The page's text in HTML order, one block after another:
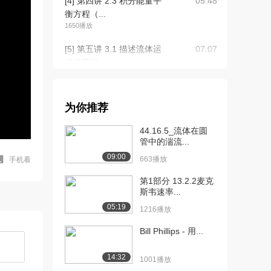
手机看
衡方程（...
1650播放
[5] 第五讲 3.1 描述流体运
07:07
动的两种...
[7] 第六讲 3.3 流体微团运
动分析，...
[8] 第七讲 3.4 平面稳态流
动与流函...
为你推荐
09:00
44.16.5_流体在圆
管中的湍流...
663播放
05:19
第1部分 13.2.2麦克
斯韦速率...
1216播放
14:32
Bill Phillips - 用...
1001播放